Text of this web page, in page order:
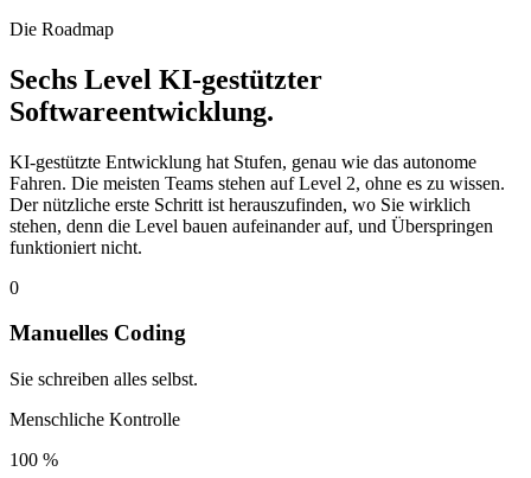
Die Roadmap
Sechs Level KI-gestützter
Softwareentwicklung.
KI-gestützte Entwicklung hat Stufen, genau wie das autonome
Fahren. Die meisten Teams stehen auf Level 2, ohne es zu wissen.
Der nützliche erste Schritt ist herauszufinden, wo Sie wirklich
stehen, denn die Level bauen aufeinander auf, und Überspringen
funktioniert nicht.
0
Manuelles Coding
Sie schreiben alles selbst.
Menschliche Kontrolle
100 %